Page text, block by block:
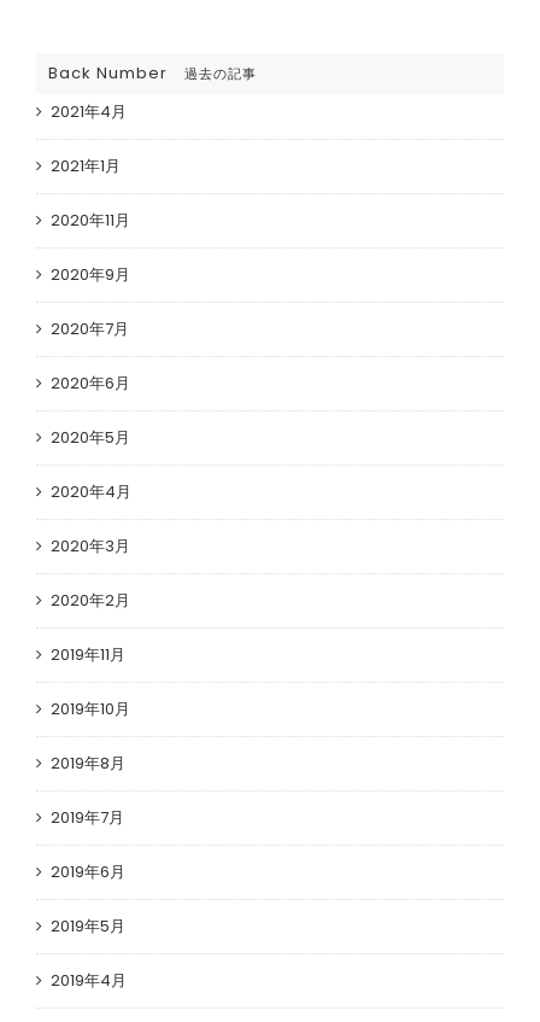
Back Number 過去の記事
2021年4月
2021年1月
2020年11月
2020年9月
2020年7月
2020年6月
2020年5月
2020年4月
2020年3月
2020年2月
2019年11月
2019年10月
2019年8月
2019年7月
2019年6月
2019年5月
2019年4月